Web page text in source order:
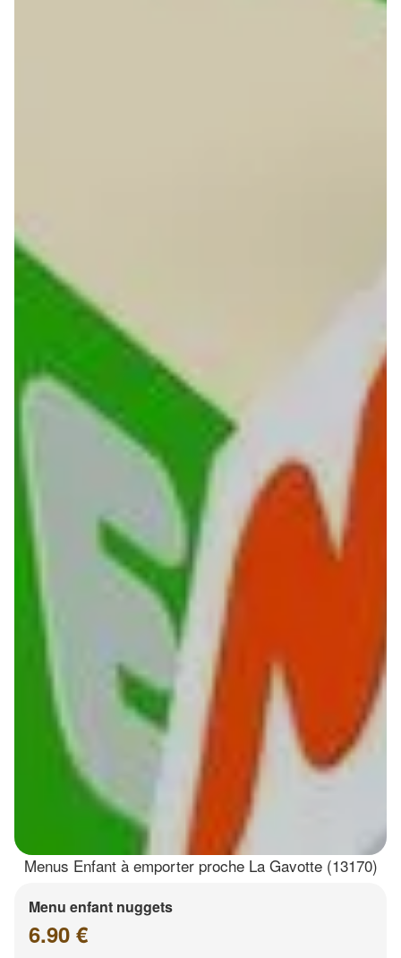
Menus Enfant à emporter proche La Gavotte (13170)
Menu enfant nuggets
6.90 €